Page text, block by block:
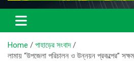
Home
পাহাড়ের সংবাদ
লামায় “উপজেলা পরিচালন ও উন্নয়ন প্রকল্পের”